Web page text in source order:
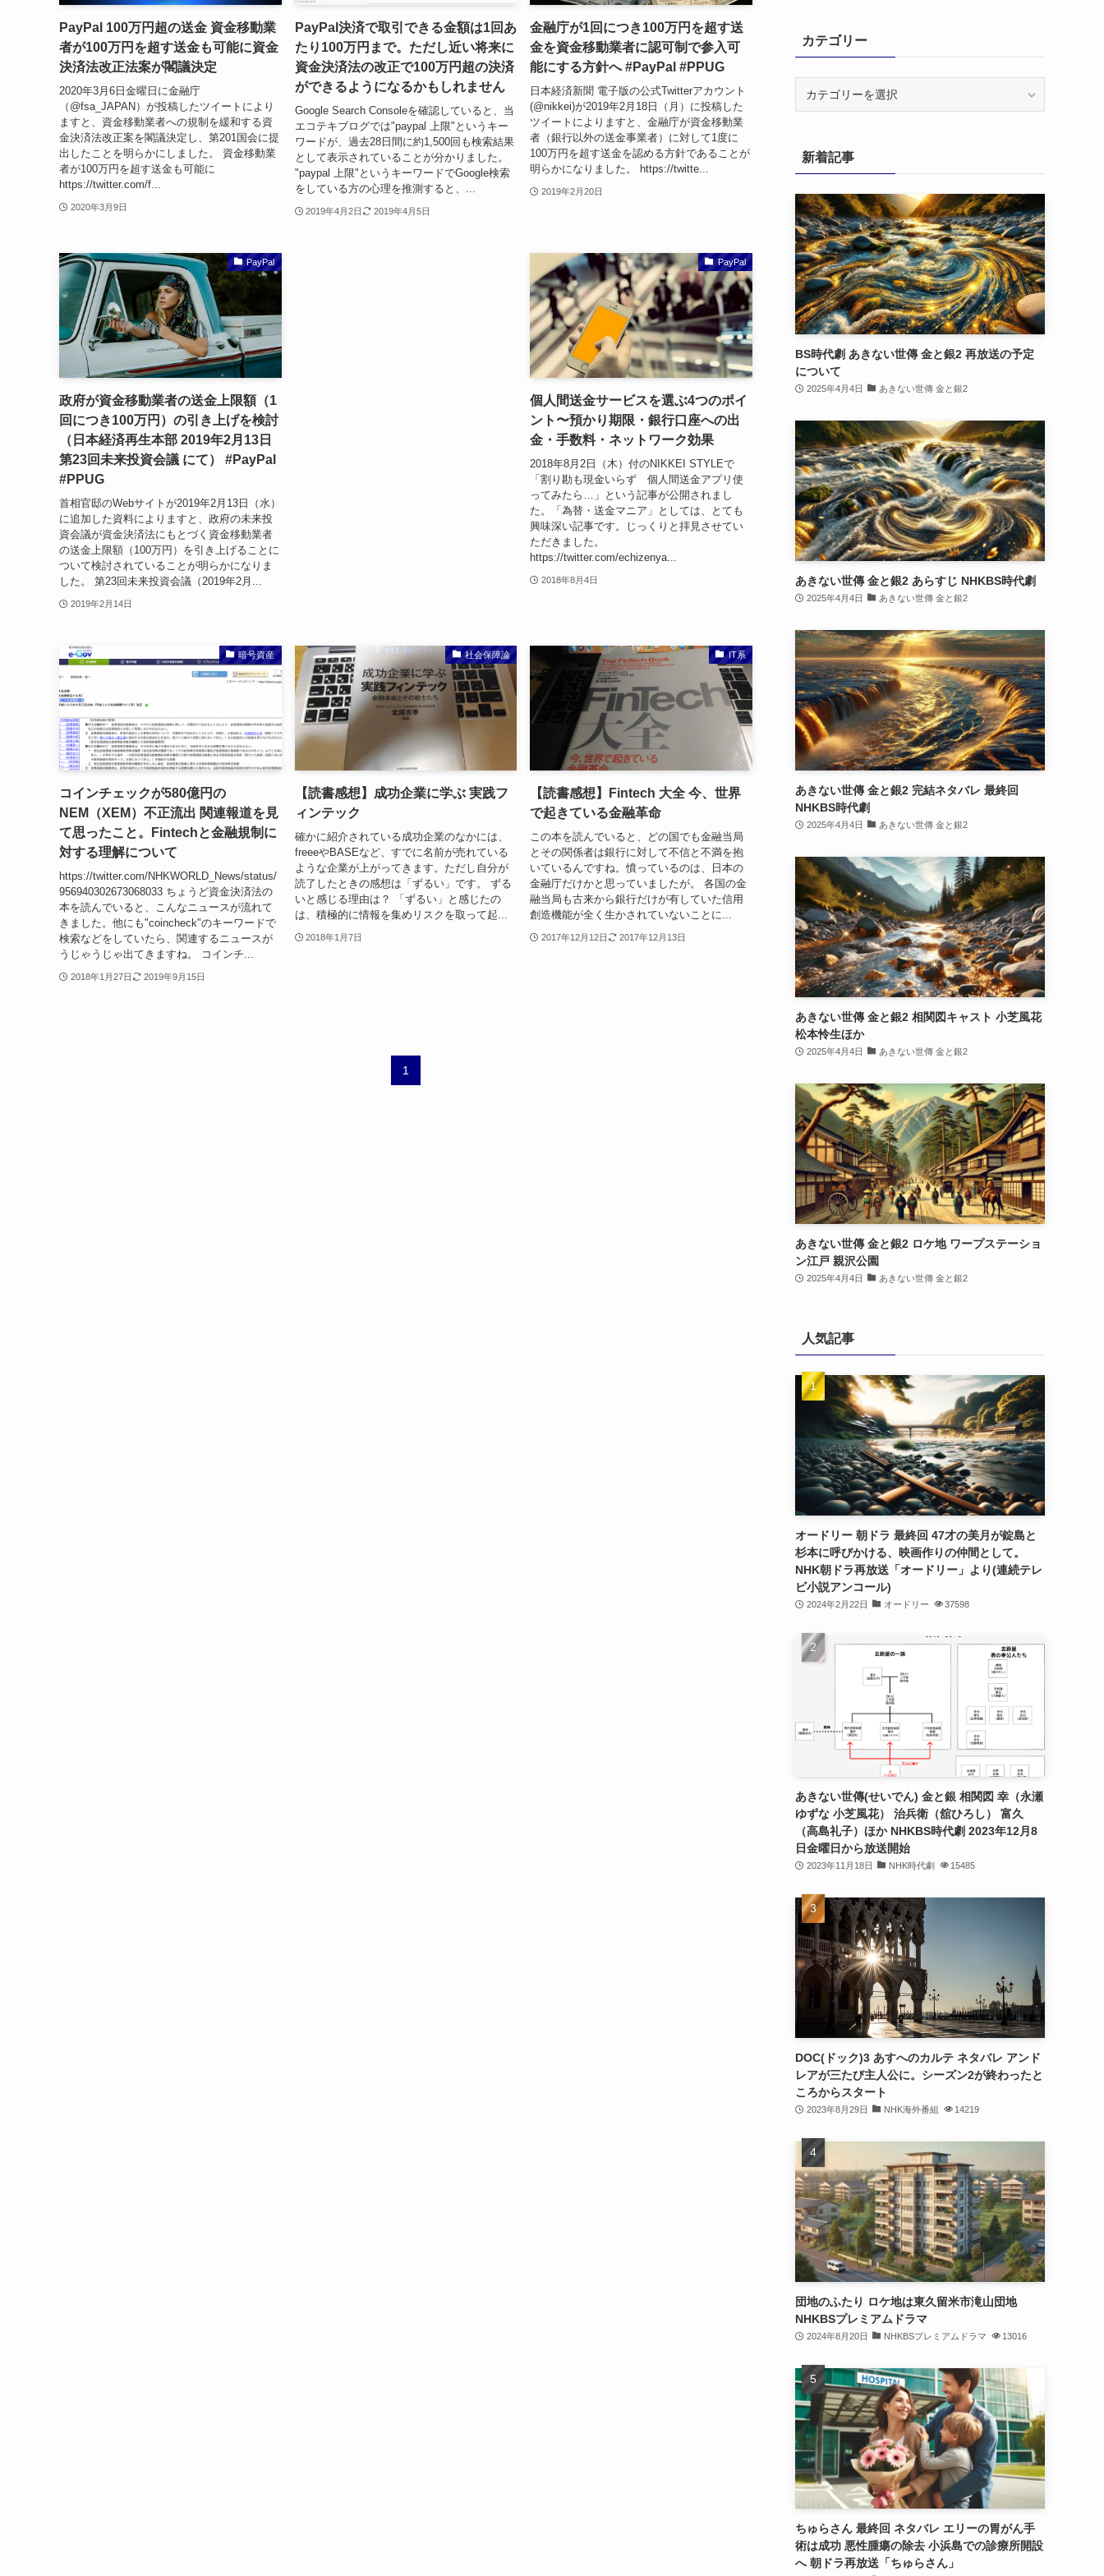
PayPal 100万円超の送金 資金移動業
者が100万円を超す送金も可能に資金
決済法改正法案が閣議決定
2020年3月6日金曜日に金融庁
（@fsa_JAPAN）が投稿したツイートにより
ますと、資金移動業者への規制を緩和する資
金決済法改正案を閣議決定し、第201国会に提
出したことを明らかにしました。 資金移動業
者が100万円を超す送金も可能に
https://twitter.com/f...
2020年3月9日
PayPal決済で取引できる金額は1回あ
たり100万円まで。ただし近い将来に
資金決済法の改正で100万円超の決済
ができるようになるかもしれません
Google Search Consoleを確認していると、当
エコテキブログでは"paypal 上限"というキー
ワードが、過去28日間に約1,500回も検索結果
として表示されていることが分かりました。
"paypal 上限"というキーワードでGoogle検索
をしている方の心理を推測すると、...
2019年4月2日 2019年4月5日
金融庁が1回につき100万円を超す送
金を資金移動業者に認可制で参入可
能にする方針へ #PayPal #PPUG
日本経済新聞 電子版の公式Twitterアカウント
(@nikkei)が2019年2月18日（月）に投稿した
ツイートによりますと、金融庁が資金移動業
者（銀行以外の送金事業者）に対して1度に
100万円を超す送金を認める方針であることが
明らかになりました。 https://twitte...
2019年2月20日
PayPal
政府が資金移動業者の送金上限額（1
回につき100万円）の引き上げを検討
（日本経済再生本部 2019年2月13日
第23回未来投資会議 にて） #PayPal
#PPUG
首相官邸のWebサイトが2019年2月13日（水）
に追加した資料によりますと、政府の未来投
資会議が資金決済法にもとづく資金移動業者
の送金上限額（100万円）を引き上げることに
ついて検討されていることが明らかになりま
した。 第23回未来投資会議（2019年2月...
2019年2月14日
PayPal
個人間送金サービスを選ぶ4つのポイ
ント〜預かり期限・銀行口座への出
金・手数料・ネットワーク効果
2018年8月2日（木）付のNIKKEI STYLEで
「割り勘も現金いらず 個人間送金アプリ使
ってみたら…」という記事が公開されまし
た。「為替・送金マニア」としては、とても
興味深い記事です。じっくりと拝見させてい
ただきました。
https://twitter.com/echizenya...
2018年8月4日
暗号資産
コインチェックが580億円の
NEM（XEM）不正流出 関連報道を見
て思ったこと。Fintechと金融規制に
対する理解について
https://twitter.com/NHKWORLD_News/status/
956940302673068033 ちょうど資金決済法の
本を読んでいると、こんなニュースが流れて
きました。他にも"coincheck"のキーワードで
検索などをしていたら、関連するニュースが
うじゃうじゃ出てきますね。 コインチ...
2018年1月27日 2019年9月15日
社会保障論
【読書感想】成功企業に学ぶ 実践フ
ィンテック
確かに紹介されている成功企業のなかには、
freeeやBASEなど、すでに名前が売れている
ような企業が上がってきます。ただし自分が
読了したときの感想は「ずるい」です。 ずる
いと感じる理由は？ 「ずるい」と感じたの
は、積極的に情報を集めリスクを取って起...
2018年1月7日
IT系
【読書感想】Fintech 大全 今、世界
で起きている金融革命
この本を読んでいると、どの国でも金融当局
とその関係者は銀行に対して不信と不満を抱
いているんですね。憤っているのは、日本の
金融庁だけかと思っていましたが。 各国の金
融当局も古来から銀行だけが有していた信用
創造機能が全く生かされていないことに...
2017年12月12日 2017年12月13日
1
カテゴリー
ー新着記事
BS時代劇 あきない世傳 金と銀2 再放送の予定
について
2025年4月4日 あきない世傳 金と銀2
あきない世傳 金と銀2 あらすじ NHKBS時代劇
2025年4月4日 あきない世傳 金と銀2
あきない世傳 金と銀2 完結ネタバレ 最終回
NHKBS時代劇
2025年4月4日 あきない世傳 金と銀2
あきない世傳 金と銀2 相関図キャスト 小芝風花
松本怜生ほか
2025年4月4日 あきない世傳 金と銀2
あきない世傳 金と銀2 ロケ地 ワープステーショ
ン江戸 親沢公園
2025年4月4日 あきない世傳 金と銀2
人気記事
オードリー 朝ドラ 最終回 47才の美月が錠島と
杉本に呼びかける、映画作りの仲間として。
NHK朝ドラ再放送「オードリー」より(連続テレ
ビ小説アンコール)
2024年2月22日 オードリー 37598
あきない世傳(せいでん) 金と銀 相関図 幸（永瀬
ゆずな 小芝風花） 治兵衛（舘ひろし） 富久
（高島礼子）ほか NHKBS時代劇 2023年12月8
日金曜日から放送開始
2023年11月18日 NHK時代劇 15485
DOC(ドック)3 あすへのカルテ ネタバレ アンド
レアが三たび主人公に。シーズン2が終わったと
ころからスタート
2023年8月29日 NHK海外番組 14219
団地のふたり ロケ地は東久留米市滝山団地
NHKBSプレミアムドラマ
2024年8月20日 NHKBSプレミアムドラマ 13016
ちゅらさん 最終回 ネタバレ エリーの胃がん手
術は成功 悪性腫瘍の除去 小浜島での診療所開設
へ 朝ドラ再放送「ちゅらさん」